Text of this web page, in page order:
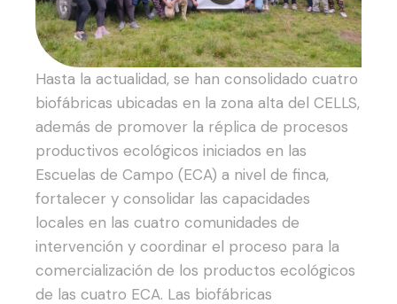
Hasta la actualidad, se han consolidado cuatro
biofábricas ubicadas en la zona alta del CELLS,
además de promover la réplica de procesos
productivos ecológicos iniciados en las
Escuelas de Campo (ECA) a nivel de finca,
fortalecer y consolidar las capacidades
locales en las cuatro comunidades de
intervención y coordinar el proceso para la
comercialización de los productos ecológicos
de las cuatro ECA. Las biofábricas